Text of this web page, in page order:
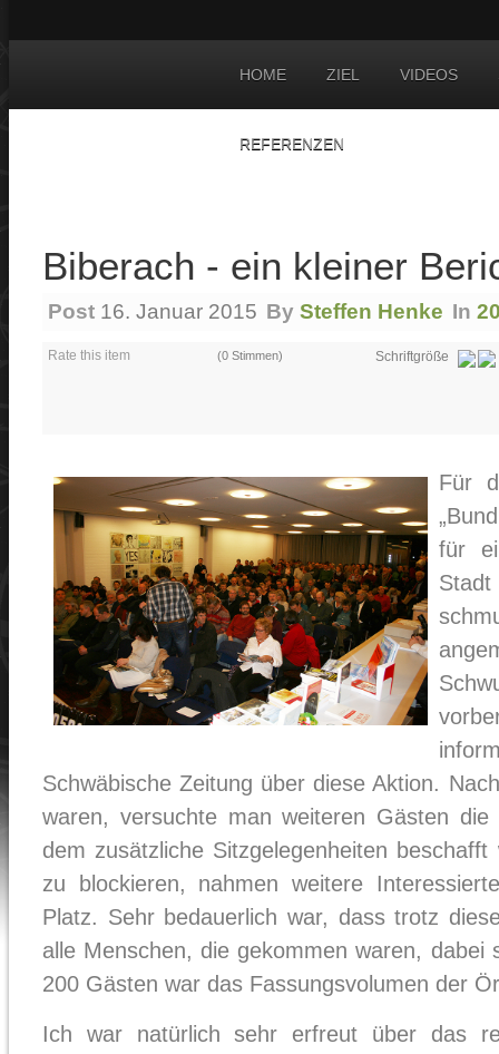
HOME ZIEL VIDEOS
REFERENZEN
Biberach - ein kleiner
Post 16. Januar 2015 By Steffen Henke In
Rate this item (0 Stimmen) Schriftgröße
Für
für
Schwäbische Zeitung über diese Aktion.
waren, versuchte man weiteren Gästen
dem zusätzliche Sitzgelegenheiten
zu blockieren, nahmen weitere
Platz. Sehr bedauerlich war, dass trotz
alle Menschen, die gekommen waren, dabei
200 Gästen war das Fassungsvolumen der
Ich war natürlich sehr erfreut über das